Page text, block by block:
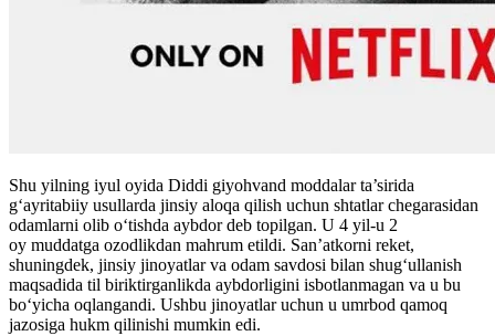
Shu yilning iyul oyida Diddi giyohvand moddalar ta’sirida
gʻayritabiiy usullarda jinsiy aloqa qilish uchun shtatlar chegarasidan
odamlarni olib o‘tishda aybdor deb topilgan. U 4 yil-u 2
oy muddatga ozodlikdan mahrum etildi. San’atkorni reket,
shuningdek, jinsiy jinoyatlar va odam savdosi bilan shug‘ullanish
maqsadida til biriktirganlikda aybdorligini isbotlanmagan va u bu
boʻyicha oqlangandi. Ushbu jinoyatlar uchun u umrbod qamoq
jazosiga hukm qilinishi mumkin edi.